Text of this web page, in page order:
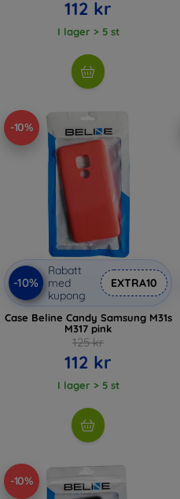
112 kr
I lager > 5 st
-10%
-10%
Rabatt
med
kupong
EXTRA10
Case Beline Candy Samsung M31s
M317 pink
125 kr
112 kr
I lager > 5 st
-10%